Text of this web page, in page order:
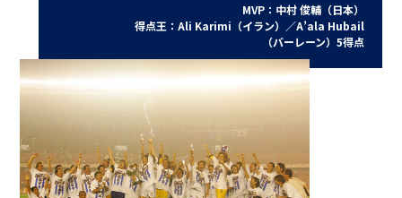
MVP：中村 俊輔（日本）
得点王：Ali Karimi（イラン）／A’ala Hubail
（バーレーン）5得点